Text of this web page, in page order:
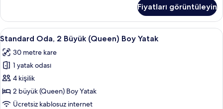
tüm
fotoğrafları
görün
Büyük
(King)
Boy
ve
Çekyat
hakkında
daha
fazla
detay
Fiyatları görüntüleyin
Standard
Oda,
2
Büyük
(Queen)
Boy
Yatak
Kaliteli yatak takımı, Select Comfort
9
Standard Oda, 2 Büyük (Queen) Boy Yatak
30 metre kare
1 yatak odası
4 kişilik
2 büyük (Queen) Boy Yatak
Ücretsiz kablosuz internet